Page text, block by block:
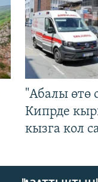
"Абалы өтө
Кипрде
кызга кол